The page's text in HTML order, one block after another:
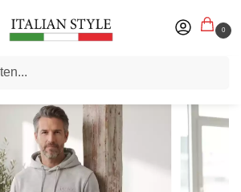
0
Joggingpakken